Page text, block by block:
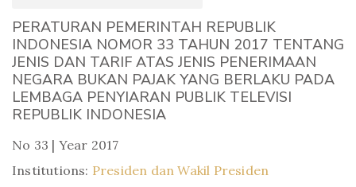
PERATURAN PEMERINTAH REPUBLIK
INDONESIA NOMOR 33 TAHUN 2017 TENTANG
JENIS DAN TARIF ATAS JENIS PENERIMAAN
NEGARA BUKAN PAJAK YANG BERLAKU PADA
LEMBAGA PENYIARAN PUBLIK TELEVISI
REPUBLIK INDONESIA
No 33 | Year 2017
Institutions: Presiden dan Wakil Presiden